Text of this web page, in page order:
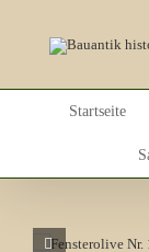
Startseite